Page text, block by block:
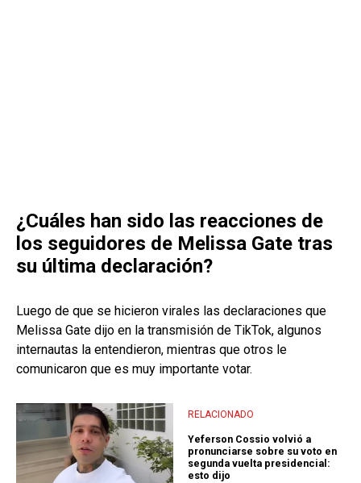
¿Cuáles han sido las reacciones de
los seguidores de Melissa Gate tras
su última declaración?
Luego de que se hicieron virales las declaraciones que
Melissa Gate dijo en la transmisión de TikTok, algunos
internautas la entendieron, mientras que otros le
comunicaron que es muy importante votar.
RELACIONADO
Yeferson Cossio volvió a
pronunciarse sobre su voto en
segunda vuelta presidencial:
esto dijo